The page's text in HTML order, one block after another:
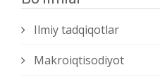
Ilmiy tadqiqotlar
Makroiqtisodiyot